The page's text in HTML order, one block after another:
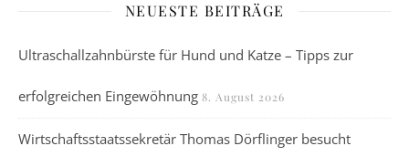
NEUESTE BEITRÄGE
Ultraschallzahnbürste für Hund und Katze – Tipps zur
erfolgreichen Eingewöhnung 8. August 2026
Wirtschaftsstaatssekretär Thomas Dörflinger besucht